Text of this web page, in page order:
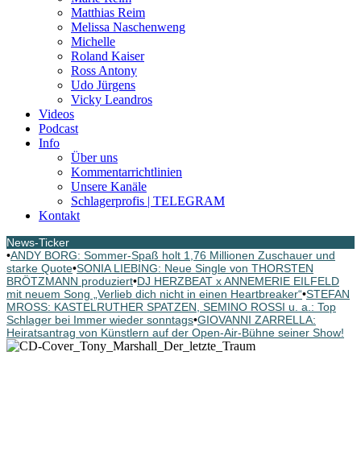
Matthias Reim
Melissa Naschenweng
Michelle
Roland Kaiser
Ross Antony
Udo Jürgens
Vicky Leandros
Videos
Podcast
Info
Über uns
Kommentarrichtlinien
Unsere Kanäle
Schlagerprofis | TELEGRAM
Kontakt
News-Ticker
•ANDY BORG: Sommer-Spaß holt 1,76 Millionen Zuschauer und
starke Quote•SONIA LIEBING: Neue Single von THORSTEN
BRÖTZMANN produziert•DJ HERZBEAT x ANNEMERIE EILFELD
mit neuem Song „Verlieb dich nicht in einen Heartbreaker“•STEFAN
MROSS: KASTELRUTHER SPATZEN, SEMINO ROSSI u. a.: Top
Schlager bei Immer wieder sonntags•GIOVANNI ZARRELLA:
Heiratsantrag von Künstlern auf der Open-Air-Bühne seiner Show!